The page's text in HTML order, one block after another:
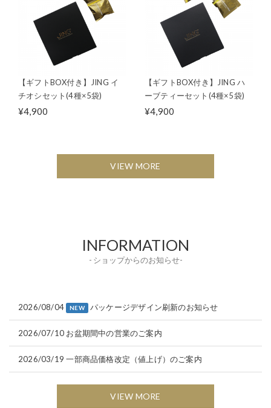
【ギフトBOX付き】JING イ
チオシセット(4種×5袋)
¥4,900
【ギフトBOX付き】JING ハ
ーブティーセット(4種×5袋)
¥4,900
VIEW MORE
INFORMATION
- ショップからのお知らせ-
2026/08/04 NEW パッケージデザイン刷新のお知らせ
2026/07/10 お盆期間中の営業のご案内
2026/03/19 一部商品価格改定（値上げ）のご案内
VIEW MORE